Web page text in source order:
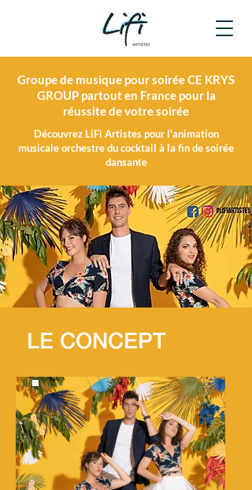
Groupe de musique pour soirée CE KRYS
GROUP partout en France pour la
réussite de votre soirée
Découvrez LiFi Artistes pour l'animation
musicale orchestre du cocktail à la fin de soirée
dansante
LE CONCEPT